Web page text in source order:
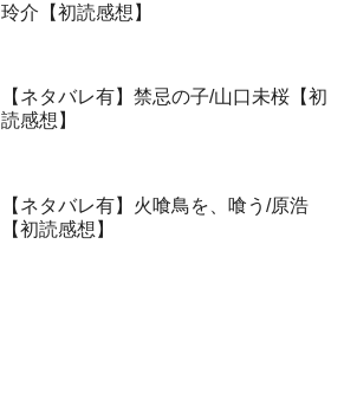
玲介【初読感想】
【ネタバレ有】禁忌の子/山口未桜【初
読感想】
【ネタバレ有】火喰鳥を、喰う/原浩
【初読感想】